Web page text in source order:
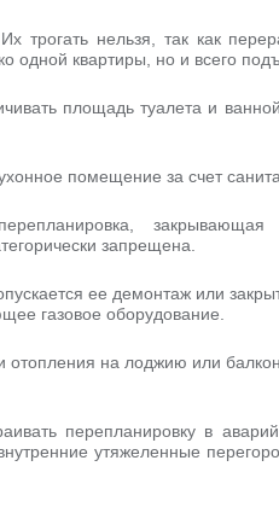
трогать нельзя, так как
одной квартиры, но и всего
площадь туалета и
помещение за счет
запрещена.
ее демонтаж или
газовое оборудование.
отопления на лоджию или балкон.
перепланировку в
утяжеленные